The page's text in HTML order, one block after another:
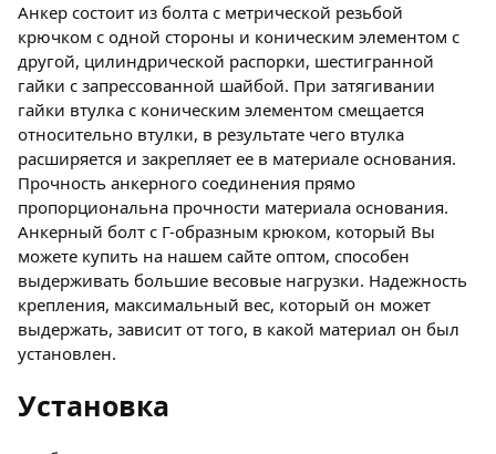
Анкер состоит из болта с метрической резьбой
крючком с одной стороны и коническим элементом с
другой, цилиндрической распорки, шестигранной
гайки с запрессованной шайбой. При затягивании
гайки втулка с коническим элементом смещается
относительно втулки, в результате чего втулка
расширяется и закрепляет ее в материале основания.
Прочность анкерного соединения прямо
пропорциональна прочности материала основания.
Анкерный болт с Г-образным крюком, который Вы
можете купить на нашем сайте оптом, способен
выдерживать большие весовые нагрузки. Надежность
крепления, максимальный вес, который он может
выдержать, зависит от того, в какой материал он был
установлен.
Установка